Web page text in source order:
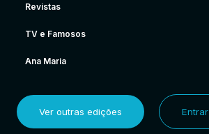
Revistas
TV e Famosos
Ana Maria
Ver outras edições Entrar